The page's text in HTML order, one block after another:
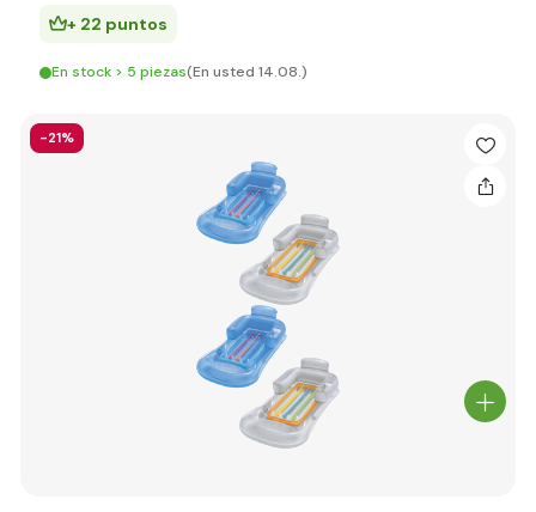
+ 22 puntos
En stock > 5 piezas(En usted 14.08.)
-21%